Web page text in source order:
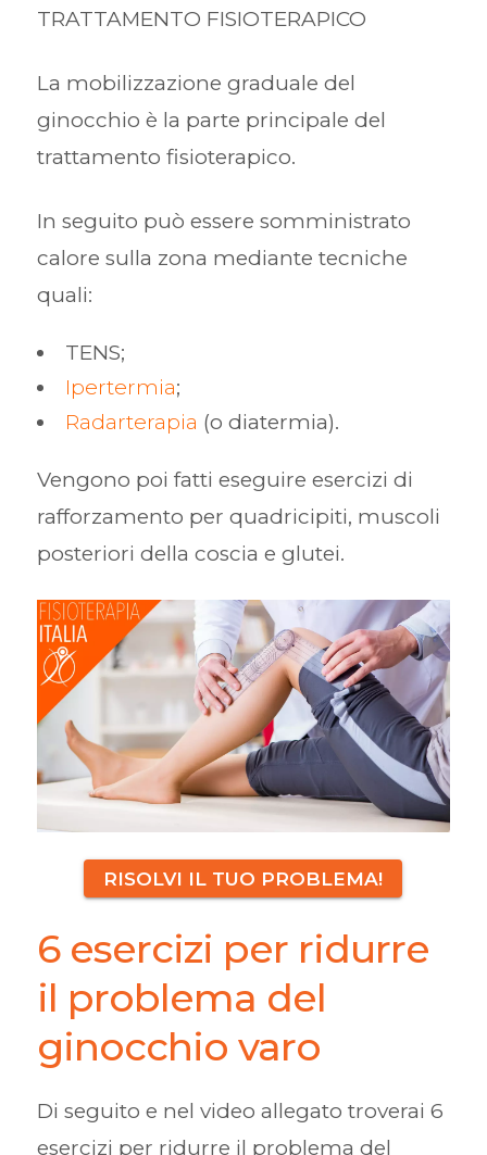
TRATTAMENTO FISIOTERAPICO
La mobilizzazione graduale del
ginocchio è la parte principale del
trattamento fisioterapico.
In seguito può essere somministrato
calore sulla zona mediante tecniche
quali:
TENS;
Ipertermia;
Radarterapia (o diatermia).
Vengono poi fatti eseguire esercizi di
rafforzamento per quadricipiti, muscoli
posteriori della coscia e glutei.
RISOLVI IL TUO PROBLEMA!
6 esercizi per ridurre
il problema del
ginocchio varo
Di seguito e nel video allegato troverai 6
esercizi per ridurre il problema del